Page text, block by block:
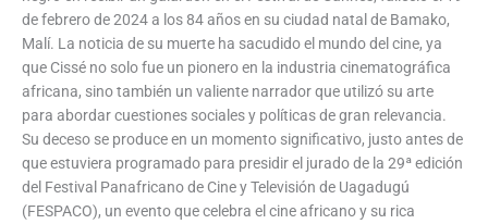
de febrero de 2024 a los 84 años en su ciudad natal de Bamako,
Malí. La noticia de su muerte ha sacudido el mundo del cine, ya
que Cissé no solo fue un pionero en la industria cinematográfica
africana, sino también un valiente narrador que utilizó su arte
para abordar cuestiones sociales y políticas de gran relevancia.
Su deceso se produce en un momento significativo, justo antes de
que estuviera programado para presidir el jurado de la 29ª edición
del Festival Panafricano de Cine y Televisión de Uagadugú
(FESPACO), un evento que celebra el cine africano y su rica